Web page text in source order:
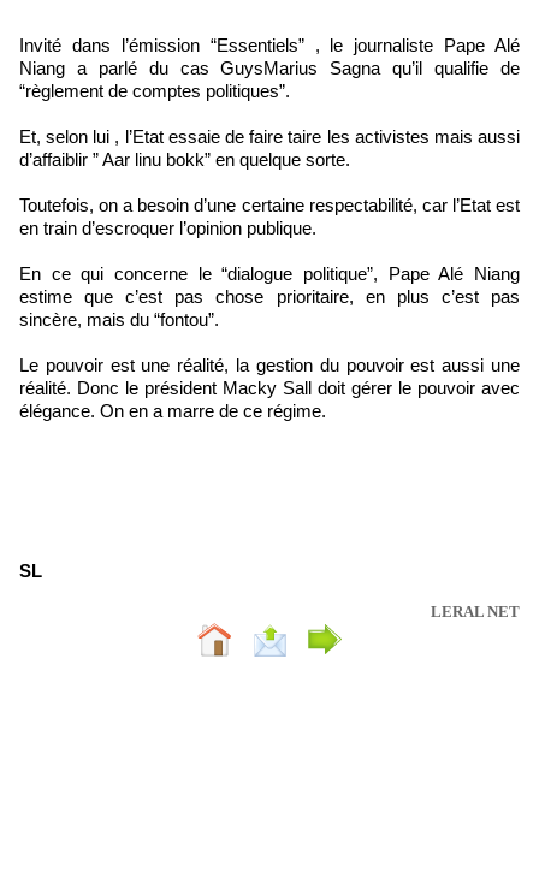
Invité dans l’émission “Essentiels” , le journaliste Pape Alé
Niang a parlé du cas GuysMarius Sagna qu’il qualifie de
“règlement de comptes politiques”.
Et, selon lui , l’Etat essaie de faire taire les activistes mais aussi
d’affaiblir ” Aar linu bokk” en quelque sorte.
Toutefois, on a besoin d’une certaine respectabilité, car l’Etat est
en train d’escroquer l’opinion publique.
En ce qui concerne le “dialogue politique”, Pape Alé Niang
estime que c’est pas chose prioritaire, en plus c’est pas
sincère, mais du “fontou”.
Le pouvoir est une réalité, la gestion du pouvoir est aussi une
réalité. Donc le président Macky Sall doit gérer le pouvoir avec
élégance. On en a marre de ce régime.
SL
LERAL NET